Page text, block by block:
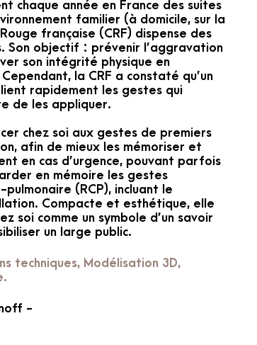
chaque année en France des suites
familier (à domicile, sur la
française (CRF) dispense des
Son objectif : prévenir l’aggravation
son intégrité physique en
la CRF a constaté qu’un
rapidement les gestes qui
de les appliquer.
chez soi aux gestes de premiers
afin de mieux les mémoriser et
en cas d’urgence, pouvant parfois
en mémoire les gestes
(RCP), incluant le
Compacte et esthétique, elle
soi comme un symbole d’un savoir
un large public.
techniques, Modélisation 3D,
-